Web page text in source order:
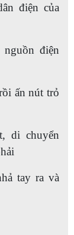
điện của
điện
ấn nút trỏ
di chuyển
tay ra và